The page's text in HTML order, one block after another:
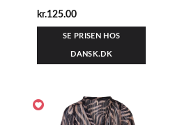
kr.125.00
SE PRISEN HOS
DANSK.DK